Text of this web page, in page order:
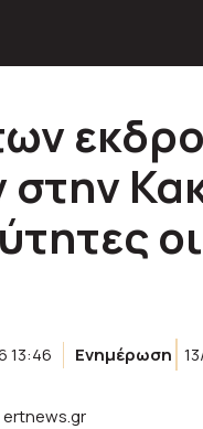
στην
13:46 Ενημέρωση
ertnews.gr